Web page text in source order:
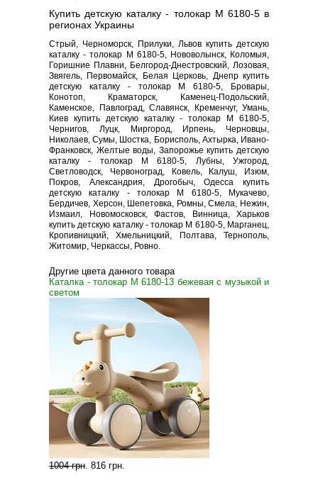
Купить детскую каталку - толокар M 6180-5 в
регионах Украины
Стрый, Черноморск, Прилуки, Львов купить детскую
каталку - толокар M 6180-5, Нововолынск, Коломыя,
Горишние Плавни, Белгород-Днестровский, Лозовая,
Звягель, Первомайск, Белая Церковь, Днепр купить
детскую каталку - толокар M 6180-5, Бровары,
Конотоп, Краматорск, Каменец-Подольский,
Каменское, Павлоград, Славянск, Кременчуг, Умань,
Киев купить детскую каталку - толокар M 6180-5,
Чернигов, Луцк, Миргород, Ирпень, Черновцы,
Николаев, Сумы, Шостка, Борисполь, Ахтырка, Ивано-
Франковск, Желтые воды, Запорожье купить детскую
каталку - толокар M 6180-5, Лубны, Ужгород,
Светловодск, Червоноград, Ковель, Калуш, Изюм,
Покров, Александрия, Дрогобыч, Одесса купить
детскую каталку - толокар M 6180-5, Мукачево,
Бердичев, Херсон, Шепетовка, Ромны, Смела, Нежин,
Измаил, Новомосковск, Фастов, Винница, Харьков
купить детскую каталку - толокар M 6180-5, Марганец,
Кропивницкий, Хмельницкий, Полтава, Тернополь,
Житомир, Черкассы, Ровно.
Другие цвета данного товара
Каталка - толокар M 6180-13 бежевая с музыкой и
светом
1004 грн. 816 грн.